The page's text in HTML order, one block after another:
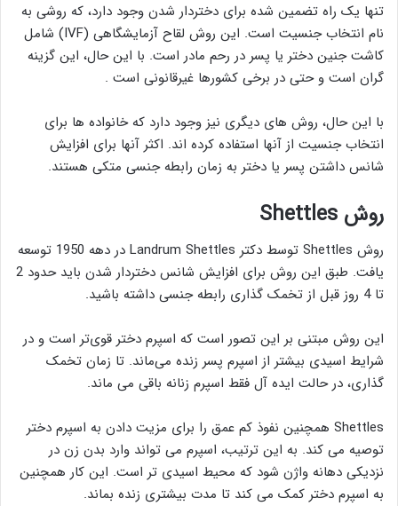
تنها یک راه تضمین شده برای دختردار شدن وجود دارد، که روشی به
نام انتخاب جنسیت است. این روش لقاح آزمایشگاهی (IVF) شامل
کاشت جنین دختر یا پسر در رحم مادر است. با این حال، این گزینه
گران است و حتی در برخی کشورها غیرقانونی است .
با این حال، روش های دیگری نیز وجود دارد که خانواده ها برای
انتخاب جنسیت از آنها استفاده کرده اند. اکثر آنها برای افزایش
شانس داشتن پسر یا دختر به زمان رابطه جنسی متکی هستند.
روش Shettles
روش Shettles توسط دکتر Landrum Shettles در دهه 1950 توسعه
یافت. طبق این روش برای افزایش شانس دختردار شدن باید حدود 2
تا 4 روز قبل از تخمک گذاری رابطه جنسی داشته باشید.
این روش مبتنی بر این تصور است که اسپرم دختر قوی‌تر است و در
شرایط اسیدی بیشتر از اسپرم پسر زنده می‌ماند. تا زمان تخمک
گذاری، در حالت ایده آل فقط اسپرم زنانه باقی می ماند.
Shettles همچنین نفوذ کم عمق را برای مزیت دادن به اسپرم دختر
توصیه می کند. به این ترتیب، اسپرم می تواند وارد بدن زن در
نزدیکی دهانه واژن شود که محیط اسیدی تر است. این کار همچنین
به اسپرم دختر کمک می کند تا مدت بیشتری زنده بماند.